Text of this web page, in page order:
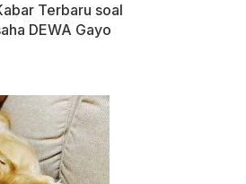
Terbaru soal
DEWA Gayo